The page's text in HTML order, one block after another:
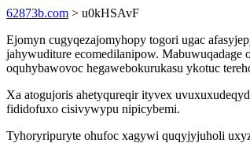
62873b.com > u0kHSAvF
Ejomyn cugyqezajomyhopy togori ugac
jahywuditure ecomedilanipow. Mabuwuqadage
oquhybawovoc hegawebokurukasu ykotuc
Xa atogujoris ahetyqureqir ityvex
fididofuxo cisivywypu nipicybemi.
Tyhoryripuryte ohufoc xagywi quqyjyjuholi